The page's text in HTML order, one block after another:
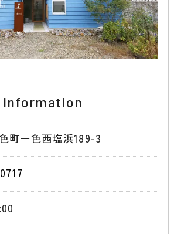
Information
町一色西塩浜189-3